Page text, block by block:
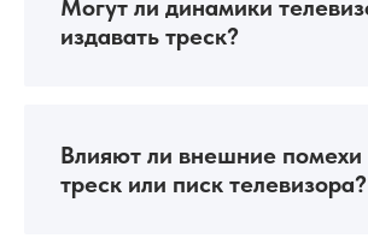
Могут ли динамики
издавать треск?
Влияют ли внешние помехи
треск или писк телевизора?